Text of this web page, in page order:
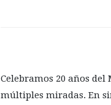
Celebramos 20 años
múltiples miradas. En